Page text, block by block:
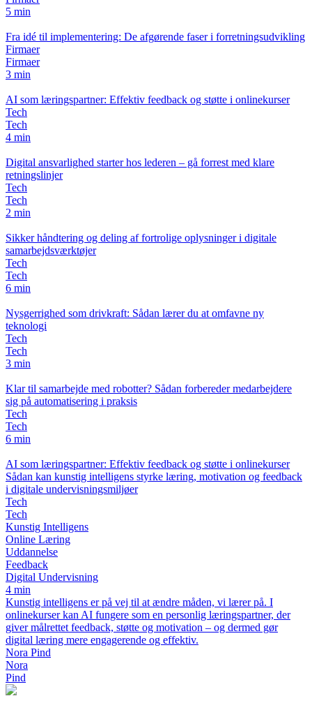
5 min
Fra idé til implementering: De afgørende faser i forretningsudvikling
Firmaer
Firmaer
3 min
AI som læringspartner: Effektiv feedback og støtte i onlinekurser
Tech
Tech
4 min
Digital ansvarlighed starter hos lederen – gå forrest med klare
retningslinjer
Tech
Tech
2 min
Sikker håndtering og deling af fortrolige oplysninger i digitale
samarbejdsværktøjer
Tech
Tech
6 min
Nysgerrighed som drivkraft: Sådan lærer du at omfavne ny
teknologi
Tech
Tech
3 min
Klar til samarbejde med robotter? Sådan forbereder medarbejdere
sig på automatisering i praksis
Tech
Tech
6 min
AI som læringspartner: Effektiv feedback og støtte i onlinekurser
Sådan kan kunstig intelligens styrke læring, motivation og feedback
i digitale undervisningsmiljøer
Tech
Tech
Kunstig Intelligens
Online Læring
Uddannelse
Feedback
Digital Undervisning
4 min
Kunstig intelligens er på vej til at ændre måden, vi lærer på. I
onlinekurser kan AI fungere som en personlig læringspartner, der
giver målrettet feedback, støtte og motivation – og dermed gør
digital læring mere engagerende og effektiv.
Nora Pind
Nora
Pind